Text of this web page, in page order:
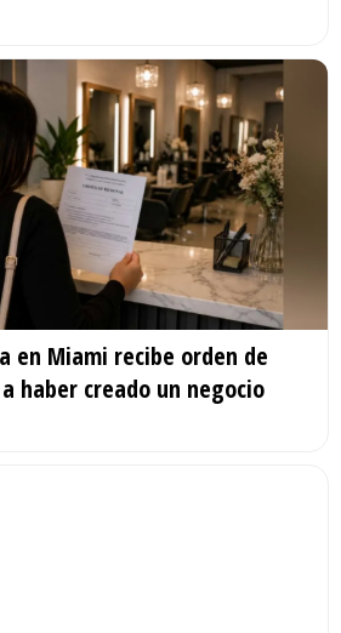
en Miami recibe orden de
haber creado un negocio